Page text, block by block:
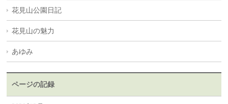
花見山公園日記
花見山の魅力
あゆみ
ページの記録